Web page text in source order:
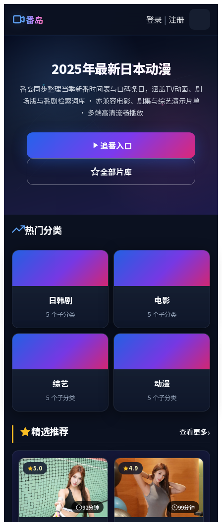
番岛 登录 | 注册
2025年最新日本动漫
番岛同步整理当季新番时间表与口碑条目，涵盖TV动画、剧
场版与番剧检索词库 · 亦兼容电影、剧集与综艺演示片单
· 多端高清流畅播放
追番入口
全部片库
热门分类
日韩剧
5 个子分类
电影
5 个子分类
综艺
5 个子分类
动漫
5 个子分类
精选推荐 查看更多›
5.0
92分钟
4.9
99分钟